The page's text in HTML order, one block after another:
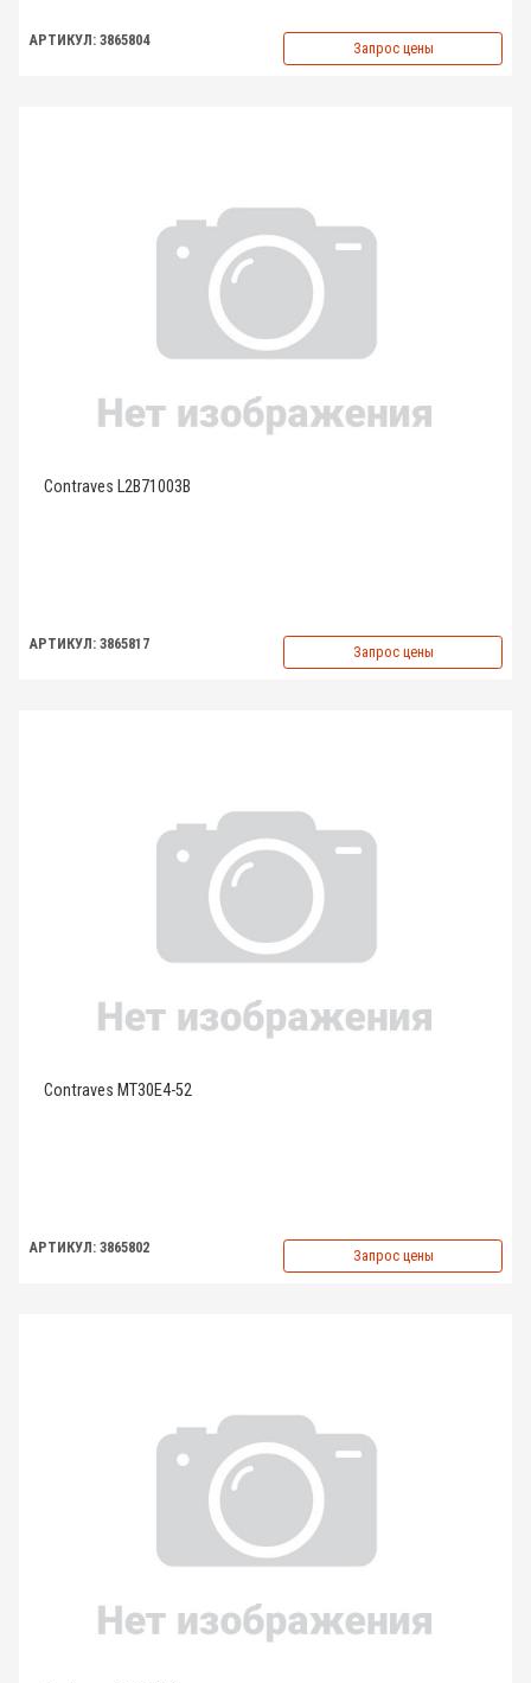
АРТИКУЛ: 3865804 Запрос цены
Contraves L2B71003B
АРТИКУЛ: 3865817 Запрос цены
Contraves MT30E4-52
АРТИКУЛ: 3865802 Запрос цены